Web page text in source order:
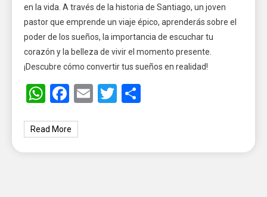
en la vida. A través de la historia de Santiago, un joven
pastor que emprende un viaje épico, aprenderás sobre el
poder de los sueños, la importancia de escuchar tu
corazón y la belleza de vivir el momento presente.
¡Descubre cómo convertir tus sueños en realidad!
WhatsApp
Facebook
EmailTwitter
Read More